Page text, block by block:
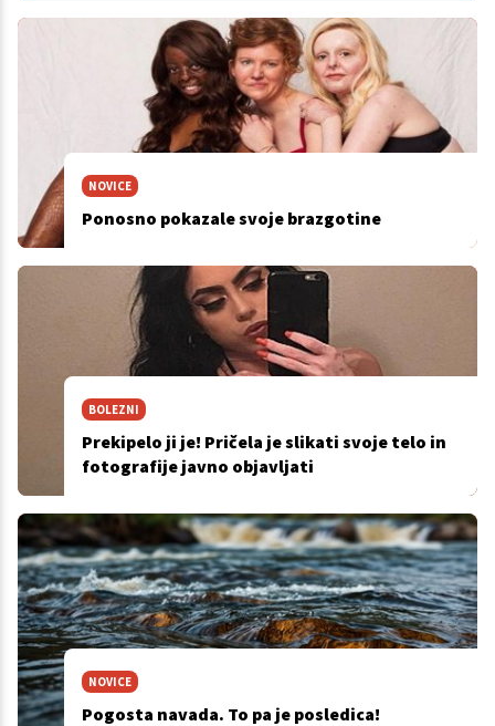
NOVICE
Ponosno pokazale svoje brazgotine
BOLEZNI
Prekipelo ji je! Pričela je slikati svoje telo in
fotografije javno objavljati
NOVICE
Pogosta navada. To pa je posledica!